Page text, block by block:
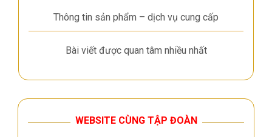
Thông tin sản phẩm – dịch vụ cung cấp
Bài viết được quan tâm nhiều nhất
WEBSITE CÙNG TẬP ĐOÀN